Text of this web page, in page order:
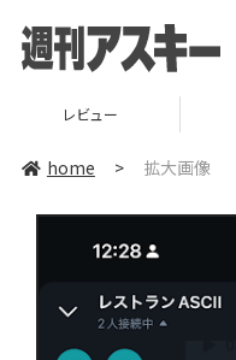
レビュー
home > 拡大画像